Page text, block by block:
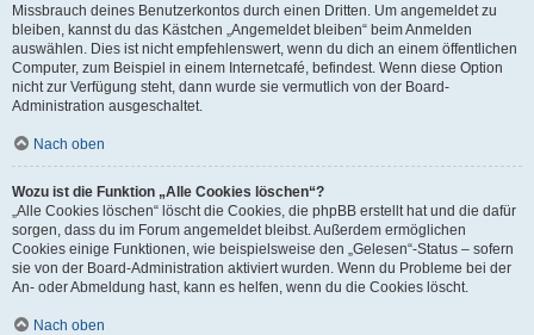
Missbrauch deines Benutzerkontos durch einen Dritten. Um angemeldet zu
bleiben, kannst du das Kästchen „Angemeldet bleiben“ beim Anmelden
auswählen. Dies ist nicht empfehlenswert, wenn du dich an einem öffentlichen
Computer, zum Beispiel in einem Internetcafé, befindest. Wenn diese Option
nicht zur Verfügung steht, dann wurde sie vermutlich von der Board-
Administration ausgeschaltet.
Nach oben
Wozu ist die Funktion „Alle Cookies löschen“?
„Alle Cookies löschen“ löscht die Cookies, die phpBB erstellt hat und die dafür
sorgen, dass du im Forum angemeldet bleibst. Außerdem ermöglichen
Cookies einige Funktionen, wie beispielsweise den „Gelesen“-Status – sofern
sie von der Board-Administration aktiviert wurden. Wenn du Probleme bei der
An- oder Abmeldung hast, kann es helfen, wenn du die Cookies löscht.
Nach oben